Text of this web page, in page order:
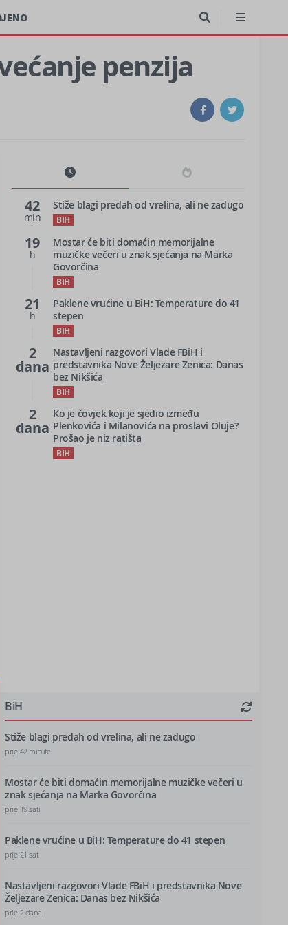
penzija
42
min
Stiže blagi predah od vrelina, ali ne zadugo
BIH
19
h
Mostar će biti domaćin memorijalne
muzičke večeri u znak sjećanja na Marka
Govorčina
BIH
21
h
Paklene vrućine u BiH: Temperature do 41
stepen
BIH
2
dana
Nastavljeni razgovori Vlade FBiH i
predstavnika Nove Željezare Zenica: Danas
bez Nikšića
BIH
2
dana
Ko je čovjek koji je sjedio između
Plenkovića i Milanovića na proslavi Oluje?
Prošao je niz ratišta
BIH
BiH
Stiže blagi predah od vrelina, ali ne zadugo
prije 42 minute
Mostar će biti domaćin memorijalne muzičke večeri u
znak sjećanja na Marka Govorčina
prije 19 sati
Paklene vrućine u BiH: Temperature do 41 stepen
prije 21 sat
Nastavljeni razgovori Vlade FBiH i predstavnika Nove
Željezare Zenica: Danas bez Nikšića
prije 2 dana